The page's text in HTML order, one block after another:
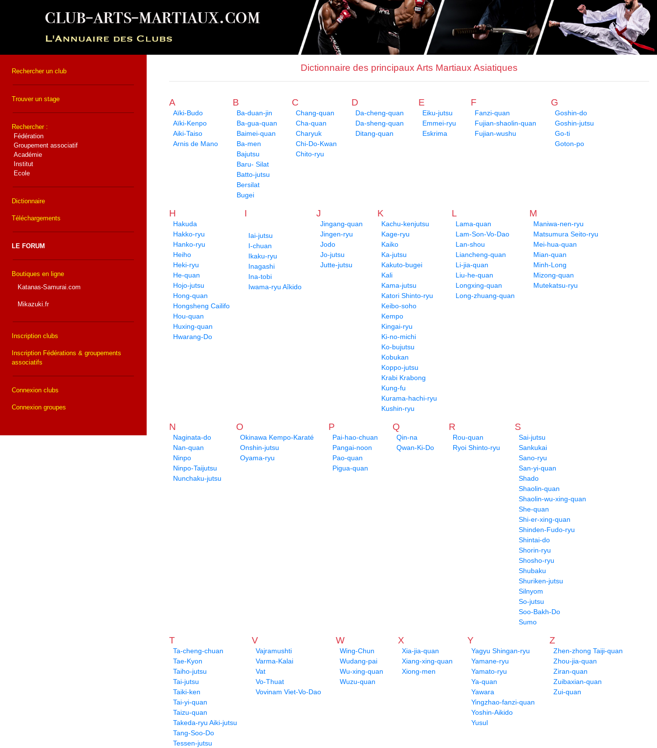
Rechercher un club
Trouver un stage
Rechercher :
Fédération
Groupement associatif
Académie
Institut
Ecole
Dictionnaire
Téléchargements
LE FORUM
Boutiques en ligne
Katanas-Samurai.com
Mikazuki.fr
Inscription clubs
Inscription Fédérations & groupements
associatifs
Connexion clubs
Connexion groupes
Dictionnaire des principaux Arts Martiaux Asiatiques
A
Aïki-Budo
Aïki-Kenpo
Aiki-Taiso
Arnis de Mano
B
Ba-duan-jin
Ba-gua-quan
Baimei-quan
Ba-men
Bajutsu
Baru- Silat
Batto-jutsu
Bersilat
Bugei
C
Chang-quan
Cha-quan
Charyuk
Chi-Do-Kwan
Chito-ryu
D
Da-cheng-quan
Da-sheng-quan
Ditang-quan
E
Eiku-jutsu
Emmei-ryu
Eskrima
F
Fanzi-quan
Fujian-shaolin-quan
Fujian-wushu
G
Goshin-do
Goshin-jutsu
Go-ti
Goton-po
H
Hakuda
Hakko-ryu
Hanko-ryu
Heiho
Heki-ryu
He-quan
Hojo-jutsu
Hong-quan
Hongsheng Cailifo
Hou-quan
Huxing-quan
Hwarang-Do
I
Iai-jutsu
I-chuan
Ikaku-ryu
Inagashi
Ina-tobi
Iwama-ryu Aîkido
J
Jingang-quan
Jingen-ryu
Jodo
Jo-jutsu
Jutte-jutsu
K
Kachu-kenjutsu
Kage-ryu
Kaiko
Ka-jutsu
Kakuto-bugei
Kali
Kama-jutsu
Katori Shinto-ryu
Keibo-soho
Kempo
Kingai-ryu
Ki-no-michi
Ko-bujutsu
Kobukan
Koppo-jutsu
Krabi Krabong
Kung-fu
Kurama-hachi-ryu
Kushin-ryu
L
Lama-quan
Lam-Son-Vo-Dao
Lan-shou
Liancheng-quan
Li-jia-quan
Liu-he-quan
Longxing-quan
Long-zhuang-quan
M
Maniwa-nen-ryu
Matsumura Seito-ryu
Mei-hua-quan
Mian-quan
Minh-Long
Mizong-quan
Mutekatsu-ryu
N
Naginata-do
Nan-quan
Ninpo
Ninpo-Taijutsu
Nunchaku-jutsu
O
Okinawa Kempo-Karaté
Onshin-jutsu
Oyama-ryu
P
Pai-hao-chuan
Pangai-noon
Pao-quan
Pigua-quan
Q
Qin-na
Qwan-Ki-Do
R
Rou-quan
Ryoi Shinto-ryu
S
Sai-jutsu
Sankukai
Sano-ryu
San-yi-quan
Shado
Shaolin-quan
Shaolin-wu-xing-quan
She-quan
Shi-er-xing-quan
Shinden-Fudo-ryu
Shintai-do
Shorin-ryu
Shosho-ryu
Shubaku
Shuriken-jutsu
Silnyom
So-jutsu
Soo-Bakh-Do
Sumo
T
Ta-cheng-chuan
Tae-Kyon
Taiho-jutsu
Tai-jutsu
Taiki-ken
Tai-yi-quan
Taizu-quan
Takeda-ryu Aiki-jutsu
Tang-Soo-Do
Tessen-jutsu
V
Vajramushti
Varma-Kalai
Vat
Vo-Thuat
Vovinam Viet-Vo-Dao
W
Wing-Chun
Wudang-pai
Wu-xing-quan
Wuzu-quan
X
Xia-jia-quan
Xiang-xing-quan
Xiong-men
Y
Yagyu Shingan-ryu
Yamane-ryu
Yamato-ryu
Ya-quan
Yawara
Yingzhao-fanzi-quan
Yoshin-Aikido
Yusul
Z
Zhen-zhong Taiji-quan
Zhou-jia-quan
Ziran-quan
Zuibaxian-quan
Zui-quan